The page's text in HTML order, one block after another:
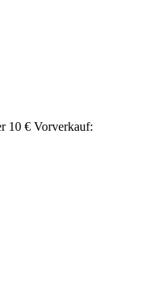
10 € Vorverkauf: